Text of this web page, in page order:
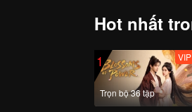
26 27
Hot nhất
1
Trọn bộ 36 tập
VIP